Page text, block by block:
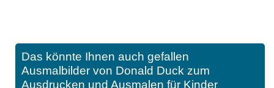
Das könnte Ihnen auch gefallen
Ausmalbilder von Donald Duck zum
Ausdrucken und Ausmalen für Kinder